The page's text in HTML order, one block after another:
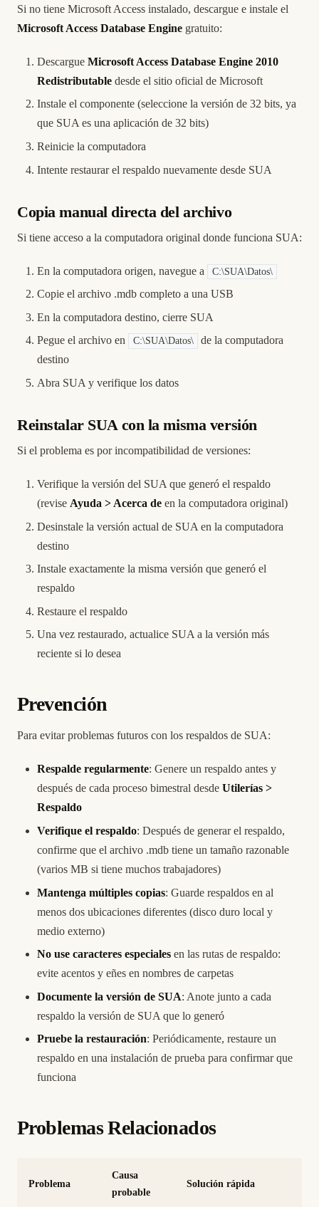
Si no tiene Microsoft Access instalado, descargue e instale el
Microsoft Access Database Engine gratuito:
Descargue Microsoft Access Database Engine 2010
Redistributable desde el sitio oficial de Microsoft
Instale el componente (seleccione la versión de 32 bits, ya
que SUA es una aplicación de 32 bits)
Reinicie la computadora
Intente restaurar el respaldo nuevamente desde SUA
Copia manual directa del archivo
Si tiene acceso a la computadora original donde funciona SUA:
En la computadora origen, navegue a C:\SUA\Datos\
Copie el archivo .mdb completo a una USB
En la computadora destino, cierre SUA
Pegue el archivo en
C:\SUA\Datos\
de la computadora
destino
Abra SUA y verifique los datos
Reinstalar SUA con la misma versión
Si el problema es por incompatibilidad de versiones:
Verifique la versión del SUA que generó el respaldo
(revise Ayuda > Acerca de en la computadora original)
Desinstale la versión actual de SUA en la computadora
destino
Instale exactamente la misma versión que generó el
respaldo
Restaure el respaldo
Una vez restaurado, actualice SUA a la versión más
reciente si lo desea
Prevención
Para evitar problemas futuros con los respaldos de SUA:
Respalde regularmente: Genere un respaldo antes y
después de cada proceso bimestral desde Utilerías >
Respaldo
Verifique el respaldo: Después de generar el respaldo,
confirme que el archivo .mdb tiene un tamaño razonable
(varios MB si tiene muchos trabajadores)
Mantenga múltiples copias: Guarde respaldos en al
menos dos ubicaciones diferentes (disco duro local y
medio externo)
No use caracteres especiales en las rutas de respaldo:
evite acentos y eñes en nombres de carpetas
Documente la versión de SUA: Anote junto a cada
respaldo la versión de SUA que lo generó
Pruebe la restauración: Periódicamente, restaure un
respaldo en una instalación de prueba para confirmar que
funciona
Problemas Relacionados
Problema
Causa
probable
Solución rápida